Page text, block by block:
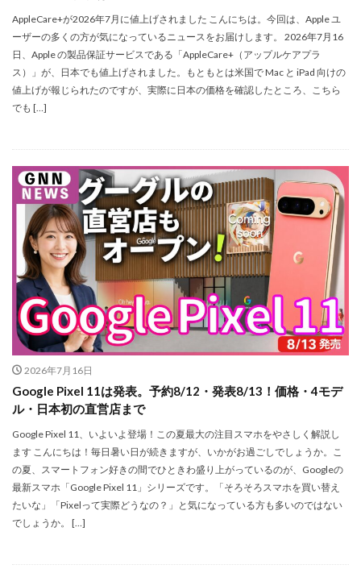
AppleCare+が2026年7月に値上げされました こんにちは。今回は、Apple ユ
ーザーの多くの方が気になっているニュースをお届けします。 2026年7月16
日、Apple の製品保証サービスである「AppleCare+（アップルケアプラ
ス）」が、日本でも値上げされました。もともとは米国で Mac と iPad 向けの
値上げが報じられたのですが、実際に日本の価格を確認したところ、こちら
でも […]
2026年7月16日
Google Pixel 11は発表。予約8/12・発表8/13！価格・4モデ
ル・日本初の直営店まで
Google Pixel 11、いよいよ登場！この夏最大の注目スマホをやさしく解説し
ます こんにちは！毎日暑い日が続きますが、いかがお過ごしでしょうか。こ
の夏、スマートフォン好きの間でひときわ盛り上がっているのが、Googleの
最新スマホ「Google Pixel 11」シリーズです。「そろそろスマホを買い替え
たいな」「Pixelって実際どうなの？」と気になっている方も多いのではない
でしょうか。 […]
Nikon 新型
nikonz9ii
NikonZR
Nikonニコン大口径超望遠レンズ
NINTENDO SWITCH 2
nintendoswitch2
Otus ML 35mm 発売日
Otus ML 35mm 発表日
P42i
PayPay
Pixel10a Pixel11
Powerbeats Pro 2
powershotv1
RED WING
RED Zマウント
Review
RF 14mm F1.4L VCM
RF16 28mm F2 8 IS STM
RF300-600
RICOH
RICOH GRⅣ
scratchgate
SIGMA
SIGMA 12mm F1.4 DC
SIGMA 200mm F2
SoftBank
sony
sony 16mm f1 8
SONY 24-70mm f/2.0
SONY FX3
SONY FX5
SPACE X
SSD高騰
TAMRON
V-RAPTOR [X] Z Mount
Vision Pro
visionpro
watchOS
WWDC 2026
YCC YouTube
Z 24 70 Ⅱ
Z5Ⅱ 修理
Z6Ⅲ 修理 Z9
Z9 ファーム
Z9ii スペック
Z9ii 価格
Z9ii 発売日
ZEISS Otus ML
Zf zf シルバー
Zf ファーム
Zレンズ
おすすめ Mac アプリ
アップル 2026